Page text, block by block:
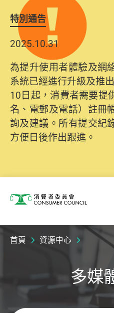
特別通告
2025.10.31
為提升使用者體驗及網
系統已經進行升級及推
10日起，消費者需要提
名、電郵及電話）註冊
詢及建議。所有提交紀
方便日後作出跟進。
消費者委員會
首頁 資源中心
多媒